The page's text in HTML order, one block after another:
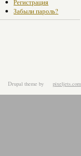
Регистрация
Забыли пароль?
Drupal theme by pixeljets.com